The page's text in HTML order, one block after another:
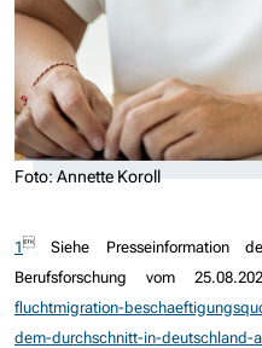
Foto: Annette Koroll
1
Siehe Presseinformation
Berufsforschung vom
fluchtmigration-
dem-durchschnitt-in-deutschland-